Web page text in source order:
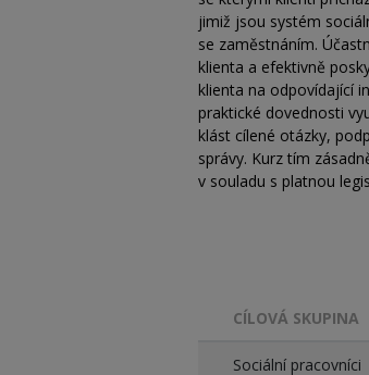
jimiž jsou systém
se zaměstnáním.
klienta a efektivně
klienta na odpovídající
praktické dovednosti
klást cílené otázky,
správy. Kurz tím
v souladu s platnou
CÍLOVÁ SKUPINA
Sociální pracovníci